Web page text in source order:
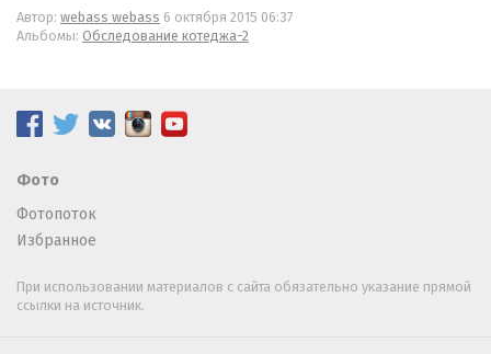
Автор: webass webass 6 октября 2015 06:37
Альбомы: Обследование котеджа-2
Фото
Фотопоток
Избранное
При использовании материалов с сайта обязательно указание прямой
ссылки на источник.